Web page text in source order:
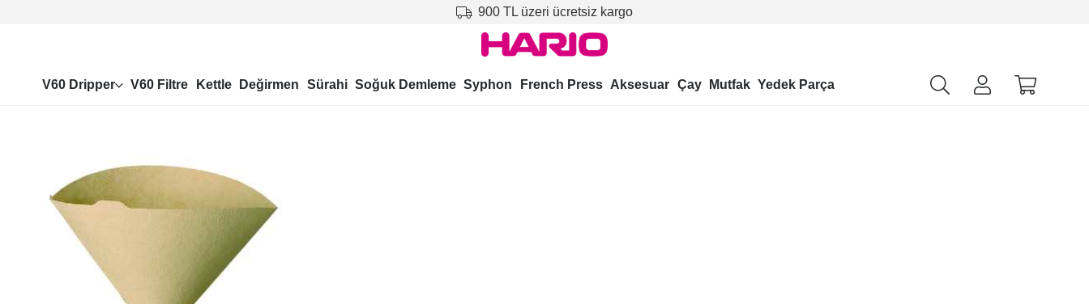
900 TL üzeri ücretsiz kargo
V60 Dripper V60 Filtre Kettle Değirmen Sürahi Soğuk Demleme Syphon French Press Aksesuar Çay Mutfak Yedek Parça